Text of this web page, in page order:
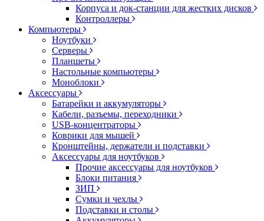
Корпуса и док-станции для жестких дисков
Контроллеры
Компьютеры
Ноутбуки
Серверы
Планшеты
Настольные компьютеры
Моноблоки
Аксессуары
Батарейки и аккумуляторы
Кабели, разъемы, переходники
USB-концентраторы
Коврики для мышей
Кронштейны, держатели и подставки
Аксессуары для ноутбуков
Прочие аксессуары для ноутбуков
Блоки питания
ЗИП
Сумки и чехлы
Подставки и столы